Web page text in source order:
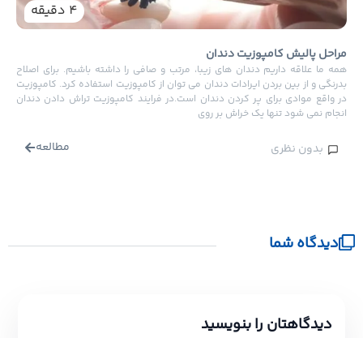
4دقیقه
پالیش کامپوزیت دندان
ما علاقه داریم دندان های زیبا، مرتب و صافی را داشته باشیم. برای اصلاح
و از بین بردن ایرادات دندان می توان از کامپوزیت استفاده کرد. کامپوزیت
واقع موادی برای پر کردن دندان است.در فرایند کامپوزیت تراش دادن دندان
نمی شود تنها یک خراش بر روی
بدون نظری مطالعه
دیدگاه شما
دیدگاهتان را بنویسید